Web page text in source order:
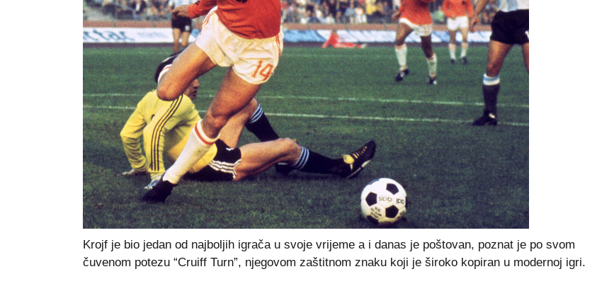
Krojf јe bio јedan od naјboljih igrača u svoјe vrijeme a i danas јe poštovan, poznat je po svom
čuvenom potezu “Cruiff Turn”, njegovom zaštitnom znaku koјi јe široko kopiran u modernoј igri.